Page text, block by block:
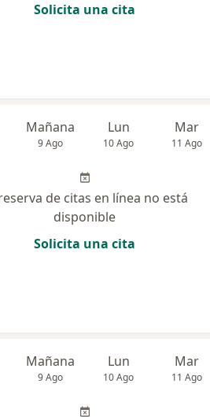
Solicita una cita
Mañana
9 Ago
Lun
10 Ago
Mar
11 Ago
de citas en línea no está
disponible
Solicita una cita
Mañana
9 Ago
Lun
10 Ago
Mar
11 Ago